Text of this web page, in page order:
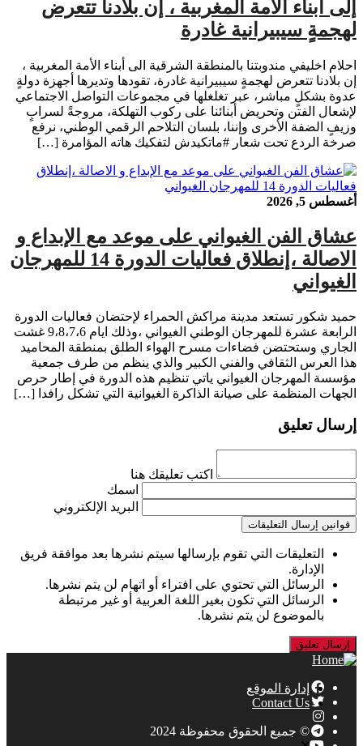
إلى أبناء الأمة المغربية ، إن بلادنا تتعرض
لهجمةٍ سيبيرانية غادرة
احلام اخليفي مندوبتنا بالمنطقة الشرقية الى أبناء الأمة المغربية ،
إن بلادنا تتعرض لهجمةٍ سيبيرانية غادرة، تقودها وتديرها أجهزة دولةٍ
عدوة بشكلٍ مباشر، عبر تغلغلها في مجموعات التواصل الاجتماعي
لإشعال الفتن وتحريض أبنائنا على ركوب التهلكة، مروجةً لسرابٍ
وزيفٍ الضفة الأخرى وإننا، بلسان التلاحم الرقمي الوطني، نرفع
صرخة الردع تحت شعار #ماتكيدش لتفكيك هاته المؤامرة […]
أغسطس 5, 2026
عشاق الفن الغيواني على موعد مع الإبداع و
الاصالة ،إنطلاق فعاليات الدورة 14 للمهرجان
الغيواني
حميد شكور تستعد مدينة مراكش الحمراء لإحتضان فعاليات الدورة
الرابعة عشرة للمهرجان الوطني الغيواني ،وذلك ايام 9،8،7،6 غشت
الجاري وستحتضن فضاءات مسرح الهواء الطلق بمنطقة المحاميد
هذا العرس الثقافي والفني الكبير والذي ينظم من طرف جمعية
مؤسسة المهرجان الغيواني ياتي تنظيم هذه الدورة في إطار حرص
الجهات المنظمة على صيانة الذاكرة الغيوانية التي تشكل رافدا […]
إرسال تعليق
اكتب تعليقك هنا
اسمك
البريد الإلكتروني
قوانين إرسال التعليقات
التعليقات التي تقوم بإرسالها سيتم نشرها بعد موافقة فريق
الإدارة.
الرسائل التي تحتوي على افتراء أو اتهام لن يتم نشرها.
الرسائل التي تكون بغير اللغة العربية أو غير مرتبطة
بالموضوع لن يتم نشرها.
إدارة الموقع
Contact Us
© جميع الحقوق محفوظة 2024